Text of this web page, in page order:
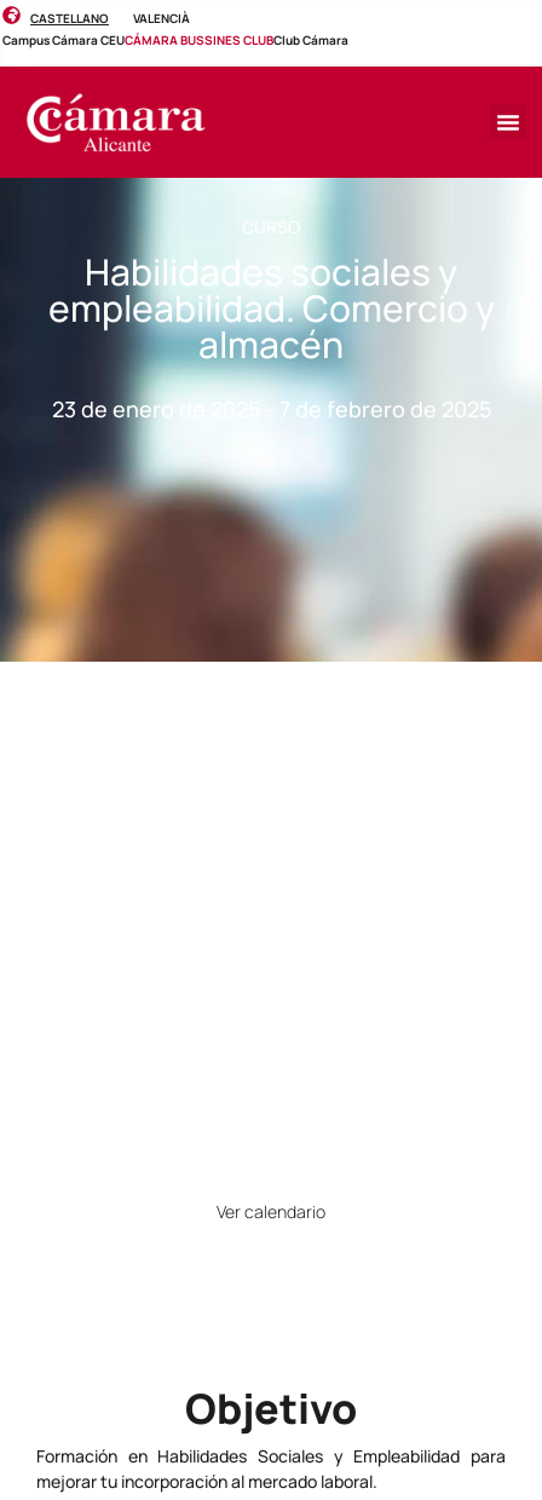
CASTELLANO
VALENCIÀ
Campus Cámara CEUCÁMARA BUSSINES CLUBClub Cámara
CURSO
Habilidades sociales y
empleabilidad. Comercio y
almacén
23 de enero de 2025 - 7 de febrero de 2025
Ver calendario
Objetivo
Formación en Habilidades Sociales y Empleabilidad para
mejorar tu incorporación al mercado laboral.